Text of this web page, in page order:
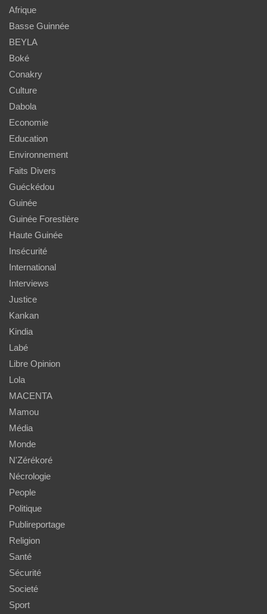
Afrique
Basse Guinnée
BEYLA
Boké
Conakry
Culture
Dabola
Economie
Education
Environnement
Faits Divers
Guéckédou
Guinée
Guinée Forestière
Haute Guinée
Insécurité
International
Interviews
Justice
Kankan
Kindia
Labé
Libre Opinion
Lola
MACENTA
Mamou
Média
Monde
N'Zérékoré
Nécrologie
People
Politique
Publireportage
Religion
Santé
Sécurité
Societé
Sport